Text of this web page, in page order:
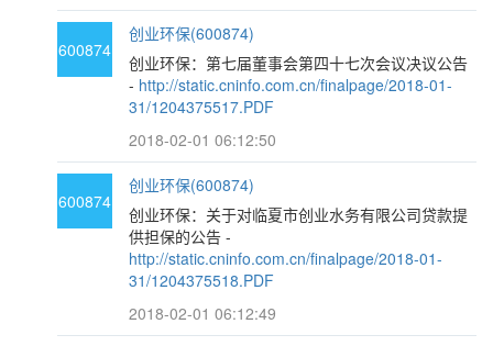
600874
创业环保(600874)
创业环保：第七届董事会第四十七次会议决议公告
- http://static.cninfo.com.cn/finalpage/2018-01-
31/1204375517.PDF
2018-02-01 06:12:50
600874
创业环保(600874)
创业环保：关于对临夏市创业水务有限公司贷款提
供担保的公告 -
http://static.cninfo.com.cn/finalpage/2018-01-
31/1204375518.PDF
2018-02-01 06:12:49